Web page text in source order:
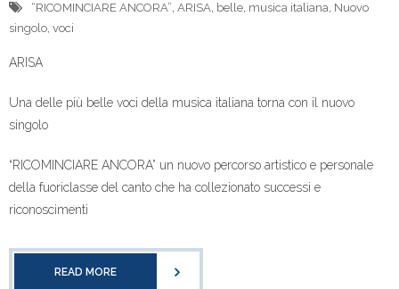
“RICOMINCIARE ANCORA”, ARISA, belle, musica italiana, Nuovo
singolo, voci
ARISA
Una delle più belle voci della musica italiana torna con il nuovo
singolo
“RICOMINCIARE ANCORA” un nuovo percorso artistico e personale
della fuoriclasse del canto che ha collezionato successi e
riconoscimenti
READ MORE